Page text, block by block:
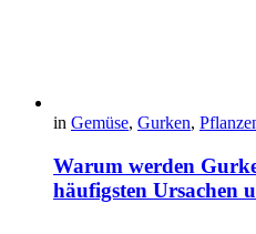
in Gemüse, Gurken,
Warum werden
häufigsten Ursachen